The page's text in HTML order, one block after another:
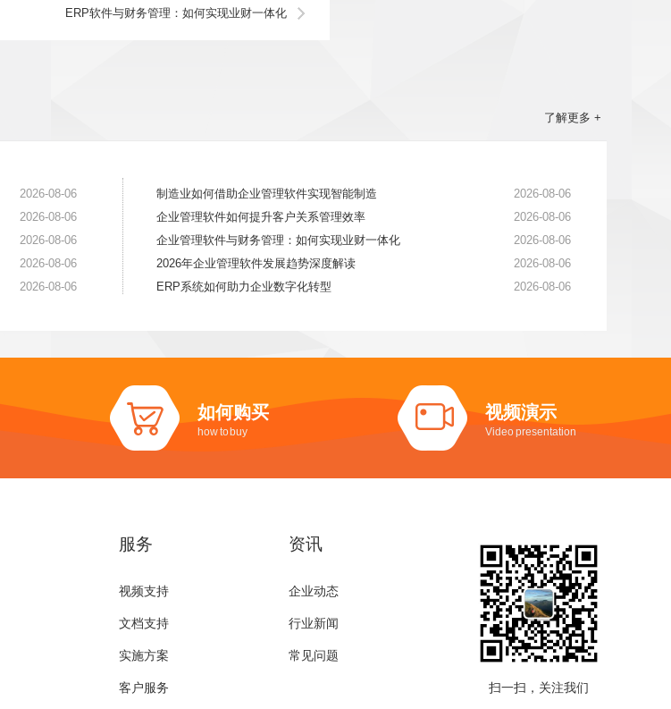
ERP软件与财务管理：如何实现业财一体化
了解更多 +
2026-08-06
2026-08-06
2026-08-06
2026-08-06
2026-08-06
制造业如何借助企业管理软件实现智能制造
2026-08-06
企业管理软件如何提升客户关系管理效率
2026-08-06
企业管理软件与财务管理：如何实现业财一体化
2026-08-06
2026年企业管理软件发展趋势深度解读
2026-08-06
ERP系统如何助力企业数字化转型
2026-08-06
如何购买
how to buy
视频演示
Video presentation
服务
视频支持
文档支持
实施方案
客户服务
资讯
企业动态
行业新闻
常见问题
扫一扫，关注我们